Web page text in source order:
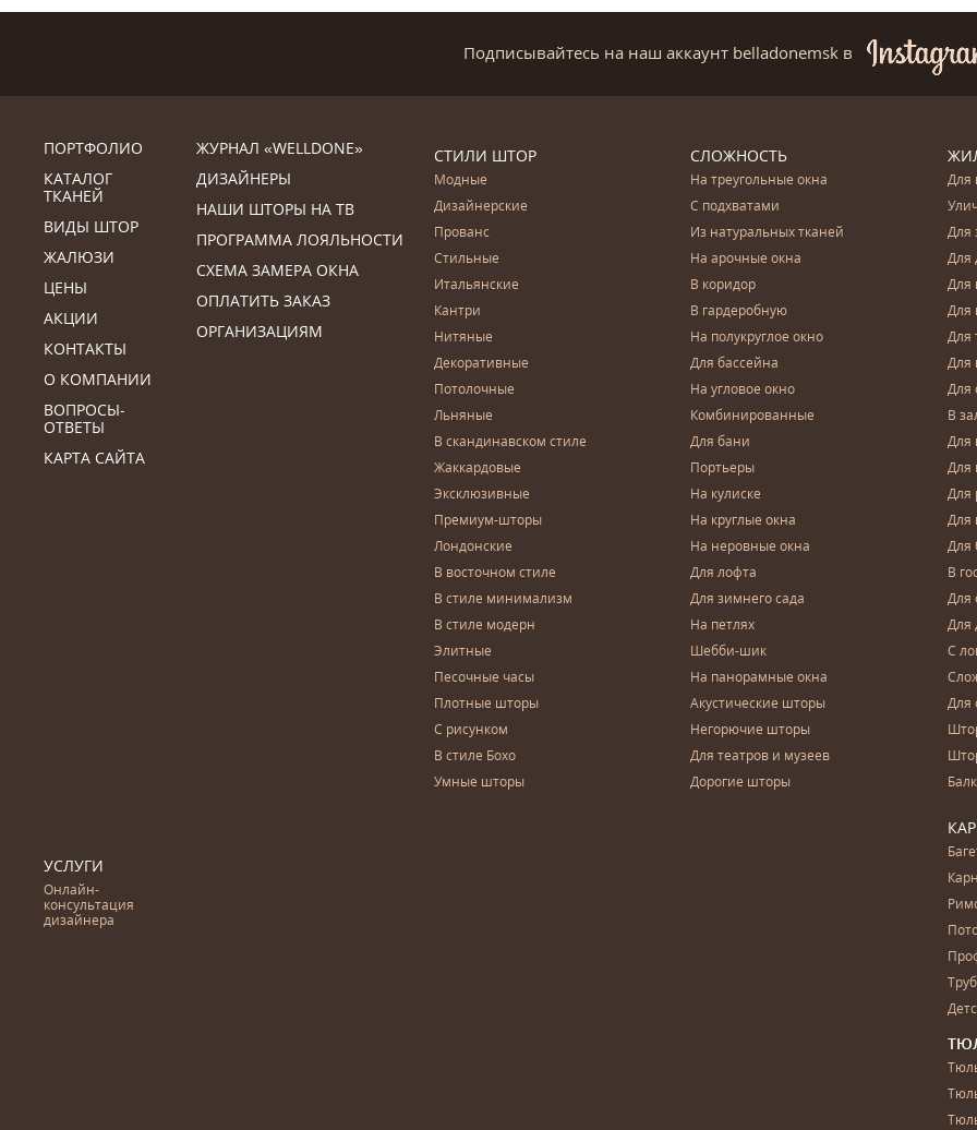
Подписывайтесь на наш аккаунт belladonemsk в
ПОРТФОЛИО
КАТАЛОГ
ТКАНЕЙ
ВИДЫ ШТОР
ЖАЛЮЗИ
ЦЕНЫ
АКЦИИ
КОНТАКТЫ
О КОМПАНИИ
ВОПРОСЫ-
ОТВЕТЫ
КАРТА САЙТА
ЖУРНАЛ «WELLDONE»
ДИЗАЙНЕРЫ
НАШИ ШТОРЫ НА ТВ
ПРОГРАММА ЛОЯЛЬНОСТИ
СХЕМА ЗАМЕРА ОКНА
ОПЛАТИТЬ ЗАКАЗ
ОРГАНИЗАЦИЯМ
УСЛУГИ
Онлайн-
консультация
дизайнера
СТИЛИ ШТОР
Модные
Дизайнерские
Прованс
Стильные
Итальянские
Кантри
Нитяные
Декоративные
Потолочные
Льняные
В скандинавском стиле
Жаккардовые
Эксклюзивные
Премиум-шторы
Лондонские
В восточном стиле
В стиле минимализм
В стиле модерн
Элитные
Песочные часы
Плотные шторы
С рисунком
В стиле Бохо
Умные шторы
СЛОЖНОСТЬ
На треугольные окна
С подхватами
Из натуральных тканей
На арочные окна
В коридор
В гардеробную
На полукруглое окно
Для бассейна
На угловое окно
Комбинированные
Для бани
Портьеры
На кулиске
На круглые окна
На неровные окна
Для лофта
Для зимнего сада
На петлях
Шебби-шик
На панорамные окна
Акустические шторы
Негорючие шторы
Для театров и музеев
Дорогие шторы
Для
Для
Для
Для
Для
Для
Для
Для
В
Для
Для
Для
Для
Для
В
Для
Для
С
Для